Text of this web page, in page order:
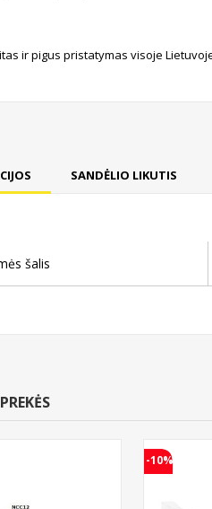
ir pigus pristatymas visoje
SANDĖLIO LIKUTIS
šalis
-10%